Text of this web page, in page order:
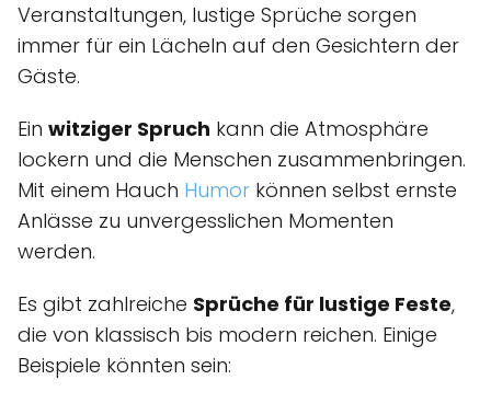
Veranstaltungen, lustige Sprüche sorgen
immer für ein Lächeln auf den Gesichtern der
Gäste.
Ein witziger Spruch kann die Atmosphäre
lockern und die Menschen zusammenbringen.
Mit einem Hauch Humor können selbst ernste
Anlässe zu unvergesslichen Momenten
werden.
Es gibt zahlreiche Sprüche für lustige Feste,
die von klassisch bis modern reichen. Einige
Beispiele könnten sein: